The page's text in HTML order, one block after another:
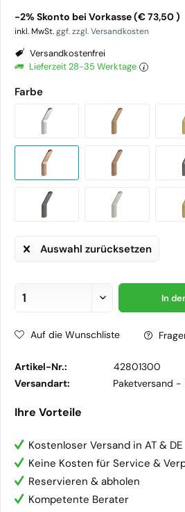
-2% Skonto bei Vorkasse (€ 73,50 )
inkl. MwSt.ggf. zzgl. Versandkosten
Versandkostenfrei
Lieferzeit 28-35 Werktage
Farbe
Auswahl zurücksetzen
In
Auf die Wunschliste
Artikel-Nr.:
42801300
Versandart:
Paketversand -
Ihre Vorteile
Kostenloser Versand in AT & DE
Keine Kosten für Service &
Reservieren & abholen
Kompetente Berater